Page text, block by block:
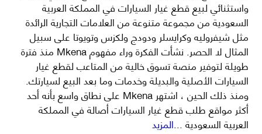
واستثنائي لبيع قطع غيار السيارات في المملكة العربية
السعودية من مجموعة متنوعة من العلامات التجارية الرائدة
مثل شيفروليه وكرايسلر ودودج ولكزس وتويوتا على سبيل
المثال لا الحصر. نشأت الفكرة وراء مفهوم Mkena منذ فترة
طويلة لتوفير منصة تسوق خالية من المتاعب لقطع غيار
السيارات الأصلية والبديلة وخدمات وما بعد البيع لسيارتك.
ومنذ ذلك الحين ، اشتهر Mkena على نطاق واسع بأنه أحد
أكثر مواقع طلب قطع غيار السيارات أصالة في المملكة
العربية السعودية...المزيد